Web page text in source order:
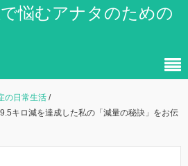
悩むアナタのための
の日常生活 /
キロ減を達成した私の「減量の秘訣」をお伝